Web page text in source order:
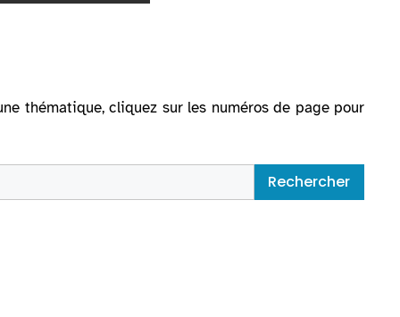
thématique, cliquez sur les numéros de page pour
Rechercher